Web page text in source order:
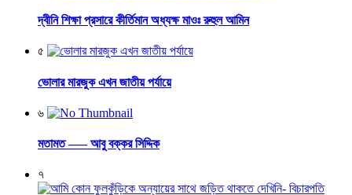
দ্বীনি শিক্ষা প্রসারে কীর্তিমান অধ্যক্ষ মাওঃ রুহুল আমিন
৫
ভোলার মারজুক এখন জাতীয় পর্যায়ে
৬
মতামত —– আবু বক্কর সিদ্দিক
৭